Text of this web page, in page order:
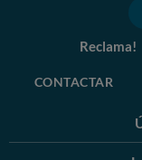
Reclama!
CONTACTAR